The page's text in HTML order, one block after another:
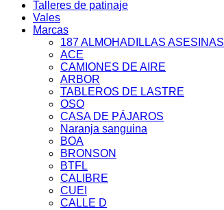
Talleres de patinaje
Vales
Marcas
187 ALMOHADILLAS ASESINAS
ACE
CAMIONES DE AIRE
ARBOR
TABLEROS DE LASTRE
OSO
CASA DE PÁJAROS
Naranja sanguina
BOA
BRONSON
BTFL
CALIBRE
CUEI
CALLE D